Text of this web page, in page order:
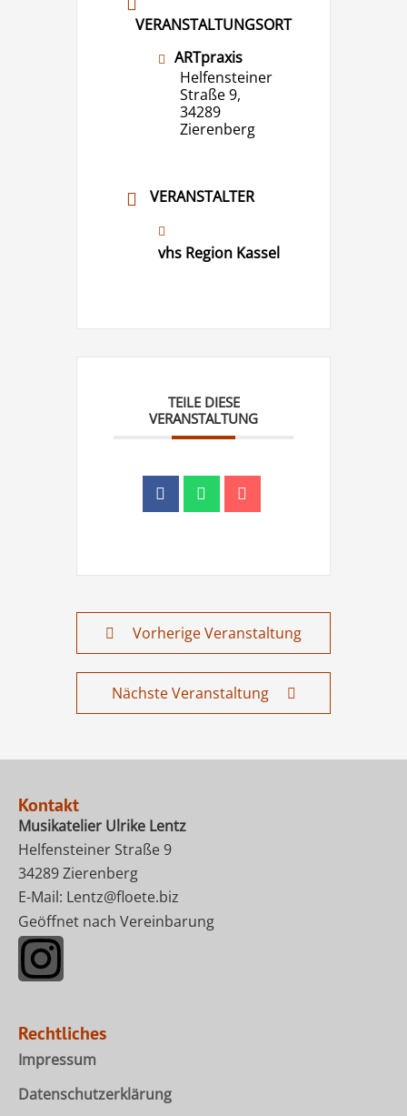
VERANSTALTUNGSORT
ARTpraxis
Helfensteiner
Straße 9,
34289
Zierenberg
VERANSTALTER
vhs Region Kassel
TEILE DIESE
VERANSTALTUNG
Vorherige Veranstaltung
Nächste Veranstaltung
Kontakt
Musikatelier Ulrike Lentz
Helfensteiner Straße 9
34289 Zierenberg
E-Mail: Lentz@floete.biz
Geöffnet nach Vereinbarung
I
n
s
t
Rechtliches
Impressum
Datenschutzerklärung